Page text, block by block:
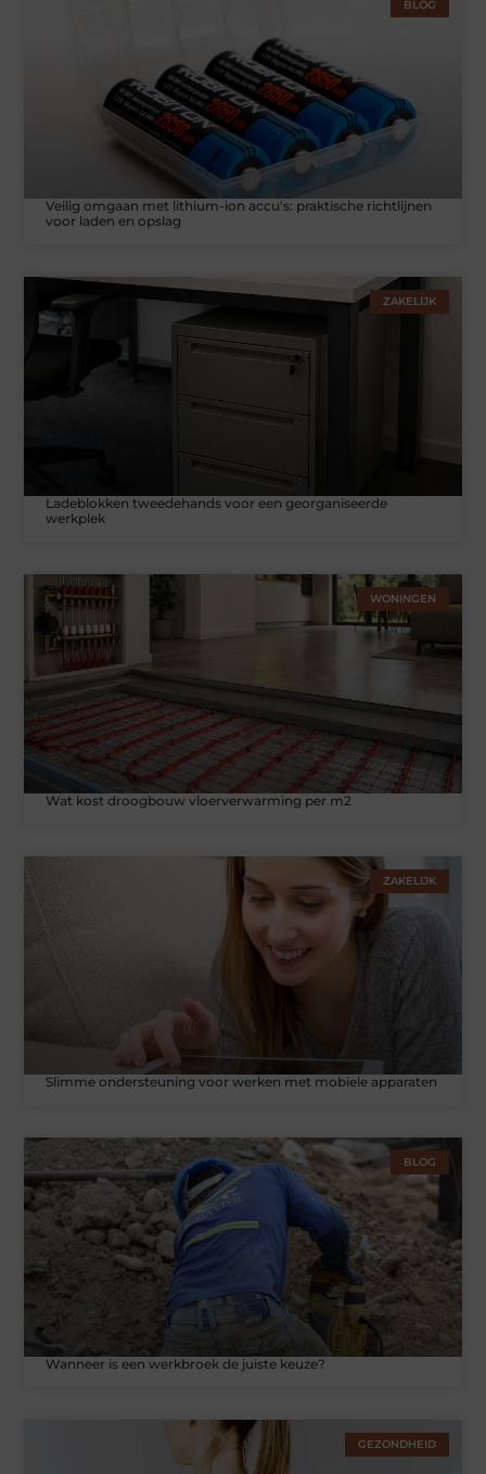
BLOG
Veilig omgaan met lithium-ion accu's: praktische richtlijnen
voor laden en opslag
ZAKELIJK
Ladeblokken tweedehands voor een georganiseerde
werkplek
WONINGEN
Wat kost droogbouw vloerverwarming per m2
ZAKELIJK
Slimme ondersteuning voor werken met mobiele apparaten
BLOG
Wanneer is een werkbroek de juiste keuze?
GEZONDHEID